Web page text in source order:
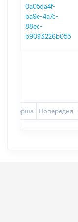
0a05da4f-
ba9e-4a7c-
88ec-
b9093226b055
Перша Попередня